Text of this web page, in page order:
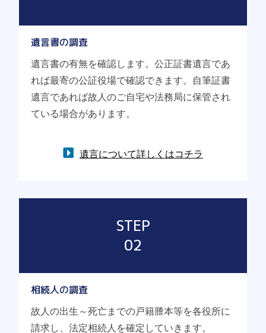
遺言書の調査
遺言書の有無を確認します。公正証書遺言であ
れば最寄の公証役場で確認できます。自筆証書
遺言であれば故人のご自宅や法務局に保管され
ている場合があります。
遺言について詳しくはコチラ
STEP
02
相続人の調査
故人の出生～死亡までの戸籍謄本等を各役所に
請求し、法定相続人を確定していきます。